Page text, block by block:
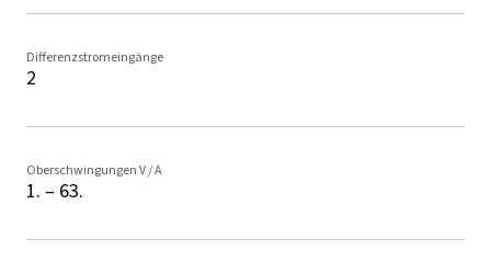
Differenzstromeingänge
2
Oberschwingungen V / A
1. – 63.